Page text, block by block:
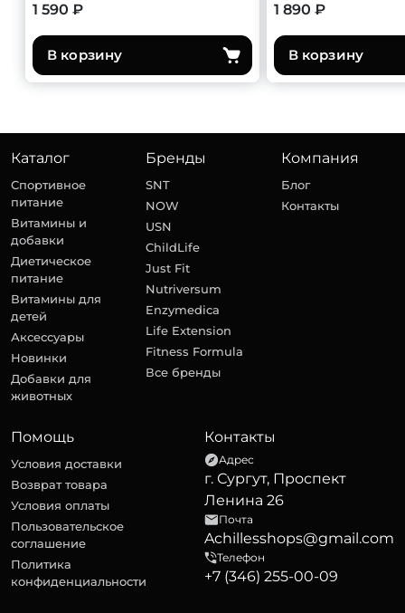
1 590 ₽
В корзину
1 890 ₽
В корзину
Каталог
Спортивное
питание
Витамины и
добавки
Диетическое
питание
Витамины для
детей
Аксессуары
Новинки
Добавки для
животных
Бренды
SNT
NOW
USN
ChildLife
Just Fit
Nutriversum
Enzymedica
Life Extension
Fitness Formula
Все бренды
Компания
Блог
Контакты
Помощь
Условия доставки
Возврат товара
Условия оплаты
Пользовательское
соглашение
Политика
конфиденциальности
Контакты
Адрес
г. Сургут, Проспект
Ленина 26
Почта
Achillesshops@gmail.com
Телефон
+7 (346) 255-00-09